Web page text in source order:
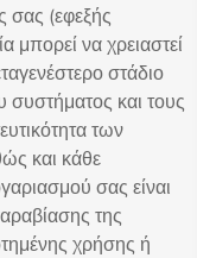
σας (εφεξής
μπορεί να χρειαστεί
στάδιο
συστήματος και τους
των
και κάθε
σας είναι
της
χρήσης ή